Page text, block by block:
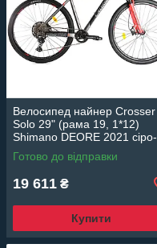
Велосипед найнер Crosser
Solo 29" (рама 19, 1*12)
Shimano DEORE 2021 сіро-
червоний
Готово до відправки
19 611 ₴
Купити